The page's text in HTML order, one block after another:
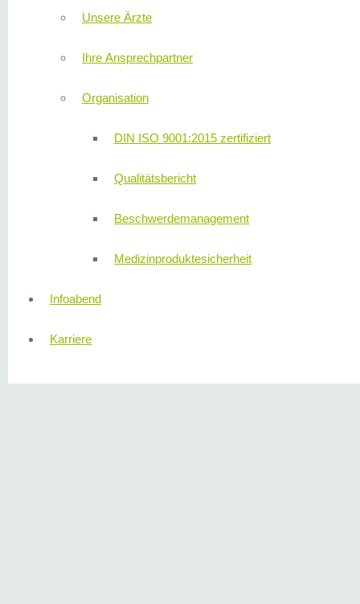
Unsere Ärzte
Ihre Ansprechpartner
Organisation
DIN ISO 9001:2015 zertifiziert
Qualitätsbericht
Beschwerdemanagement
Medizinproduktesicherheit
Infoabend
Karriere